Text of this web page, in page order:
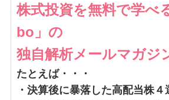
株式投資を無料で学べ
bo」の
独自解析メールマガジ
たとえば・・・
・決算後に暴落した高配当株４